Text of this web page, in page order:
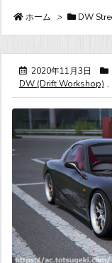
ホーム > DW
2020年11月3日
DW (Drift Workshop) ,